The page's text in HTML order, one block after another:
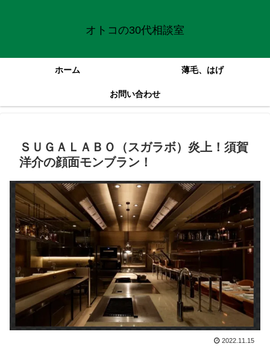
オトコの30代相談室
ホーム 薄毛、はげ
お問い合わせ
ＳＵＧＡＬＡＢＯ（スガラボ）炎上！須賀
洋介の顔面モンブラン！
2022.11.15